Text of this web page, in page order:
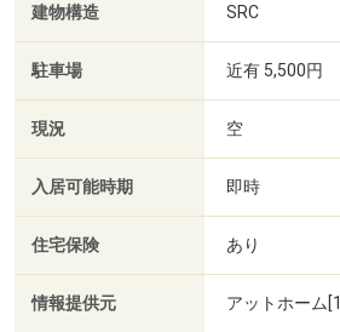
建物構造 SRC
駐車場 近有 5,500円
現況 空
入居可能時期 即時
住宅保険 あり
情報提供元 アットホーム